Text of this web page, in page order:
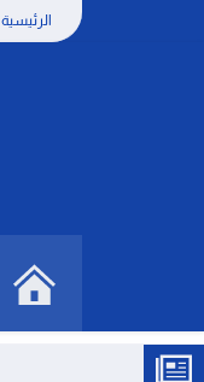
الرئيسية